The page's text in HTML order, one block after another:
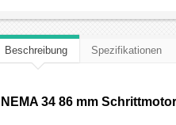
Beschreibung Spezifikationen
NEMA 34 86 mm